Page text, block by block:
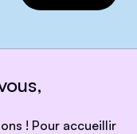
! Pour accueillir